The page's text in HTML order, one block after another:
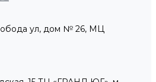
ул, дом № 26, МЦ